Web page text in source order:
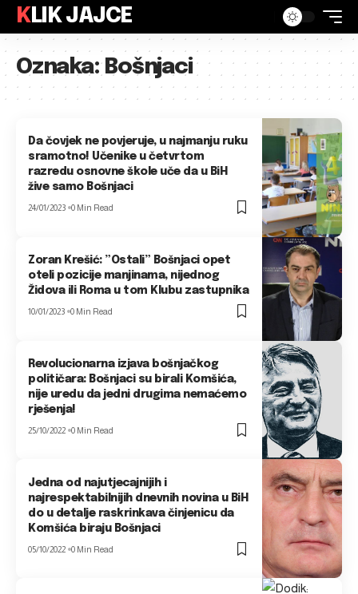
KLIK JAJCE
Oznaka:Bošnjaci
Da čovjek ne povjeruje, u najmanju ruku
sramotno! Učenike u četvrtom
razredu osnovne škole uče da u BiH
žive samo Bošnjaci
24/01/2023 0 Min Read
Zoran Krešić: ”Ostali” Bošnjaci opet
oteli pozicije manjinama, nijednog
Židova ili Roma u tom Klubu zastupnika
10/01/2023 0 Min Read
Revolucionarna izjava bošnjačkog
političara: Bošnjaci su birali Komšića,
nije uredu da jedni drugima nemaćemo
rješenja!
25/10/2022 0 Min Read
Jedna od najutjecajnijih i
najrespektabilnijih dnevnih novina u BiH
do u detalje raskrinkava činjenicu da
Komšića biraju Bošnjaci
05/10/2022 0 Min Read